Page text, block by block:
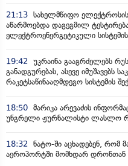
21:13 სახელმწიფო
აწარმოებდა დაგეგმილ
ელექტროენერგეტიკული
19:42 უკრაინა გააგრძელებს
განადგურებას, ასევე იმუშავებს
რაკეტსაწინააღმდეგო სისტემის
18:50 მარიკა არევაძის
უნგრელი ჟურნალისტი ლასლო
18:32 ნატო-ში აცხადებენ, რომ
აეროპორტში მომხდარ დრონთან